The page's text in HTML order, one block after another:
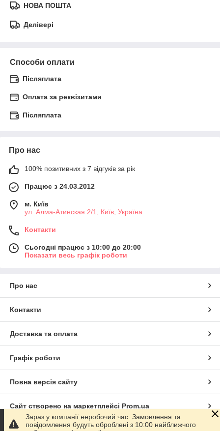
НОВА ПОШТА
Делівері
Способи оплати
Післяплата
Оплата за реквізитами
Післяплата
Про нас
100% позитивних з 7 відгуків за рік
Працює з 24.03.2012
м. Київ
ул. Алма-Атинская 2/1, Київ, Україна
Контакти
Сьогодні працює з 10:00 до 20:00
Показати весь графік роботи
Про нас
Контакти
Доставка та оплата
Графік роботи
Повна версія сайту
Сайт створено на маркетплейсі Prom.ua
Зараз у компанії неробочий час. Замовлення та
повідомлення будуть оброблені з 10:00 найближчого